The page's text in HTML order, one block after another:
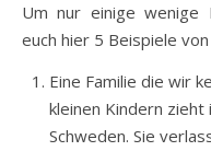
Um nur einige wenige
euch hier 5 Beispiele
Eine Familie die wir
kleinen Kindern zieht
Schweden. Sie